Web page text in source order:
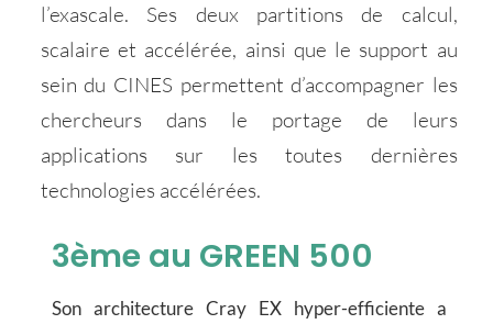
l’exascale. Ses deux partitions de calcul,
scalaire et accélérée, ainsi que le support au
sein du CINES permettent d’accompagner les
chercheurs dans le portage de leurs
applications sur les toutes dernières
technologies accélérées.
3ème au GREEN 500
Son architecture Cray EX hyper-efficiente a